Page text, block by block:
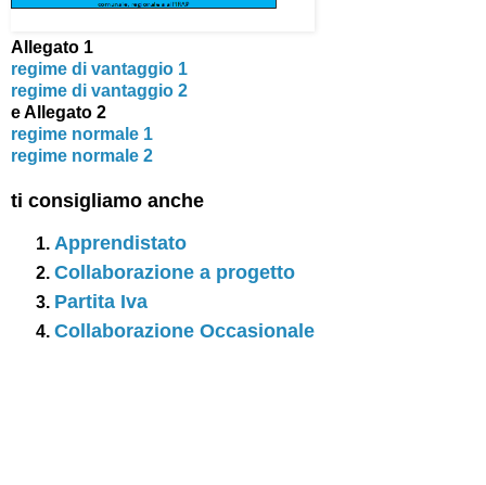
Allegato 1
regime di vantaggio 1
regime di vantaggio 2
e Allegato 2
regime normale 1
regime normale 2
ti consigliamo anche
Apprendistato
Collaborazione a progetto
Partita Iva
Collaborazione Occasionale